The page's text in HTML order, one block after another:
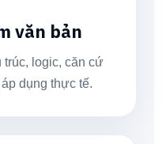
văn bản
logic, căn cứ
dụng thực tế.